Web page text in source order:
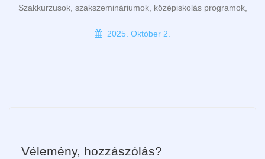
Szakkurzusok, szakszemináriumok, középiskolás programok,
2025. Október 2.
Vélemény, hozzászólás?